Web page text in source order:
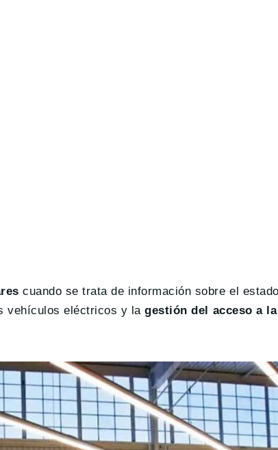
cuando se trata de información sobre el
vehículos eléctricos y lagestión del acceso a